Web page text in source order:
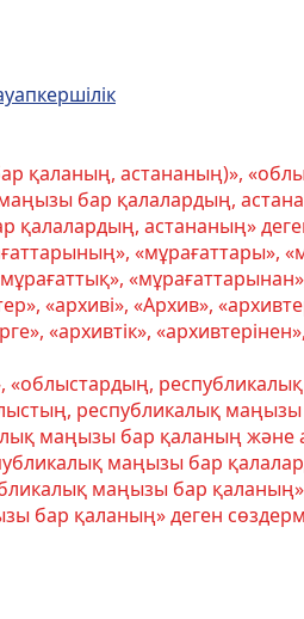
қаланың, астананың)»,
бар қалалардың,
астананың»
«мұрағаттары»,
«архиві», «Архив»,
«архивтік»,
«облыстардың,
республикалық
маңызы бар қаланың және
маңызы бар
маңызы бар
бар қаланың» деген